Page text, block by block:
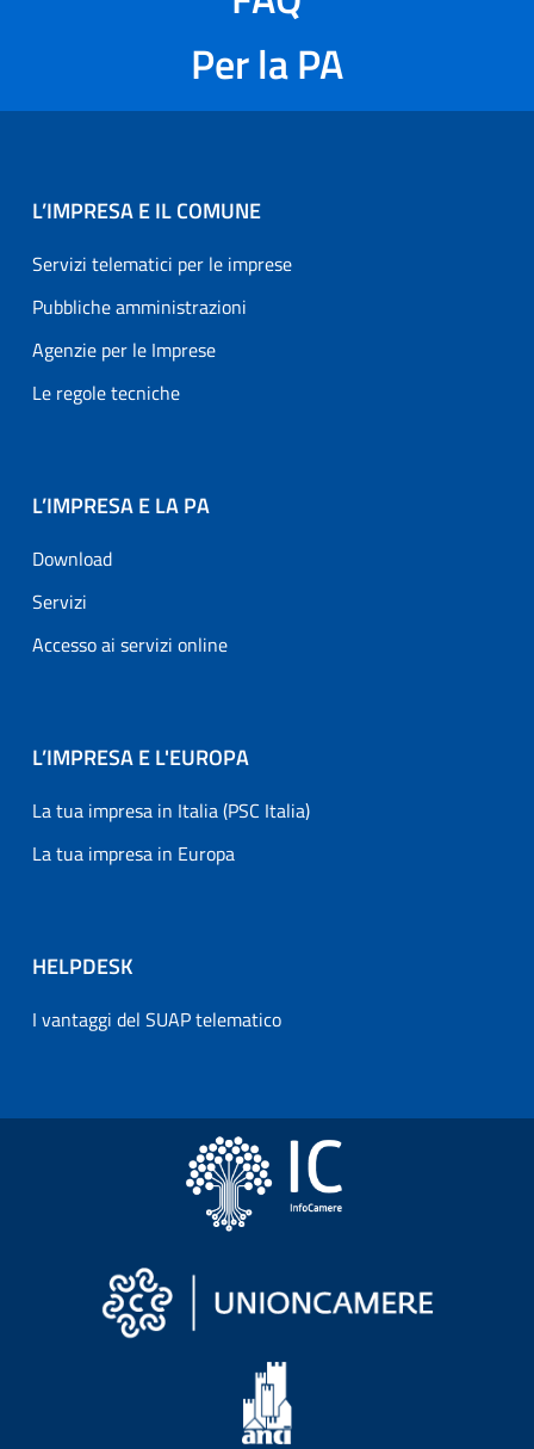
Per la PA
L’IMPRESA E IL COMUNE
Servizi telematici per le imprese
Pubbliche amministrazioni
Agenzie per le Imprese
Le regole tecniche
L’IMPRESA E LA PA
Download
Servizi
Accesso ai servizi online
L’IMPRESA E L'EUROPA
La tua impresa in Italia (PSC Italia)
La tua impresa in Europa
HELPDESK
I vantaggi del SUAP telematico